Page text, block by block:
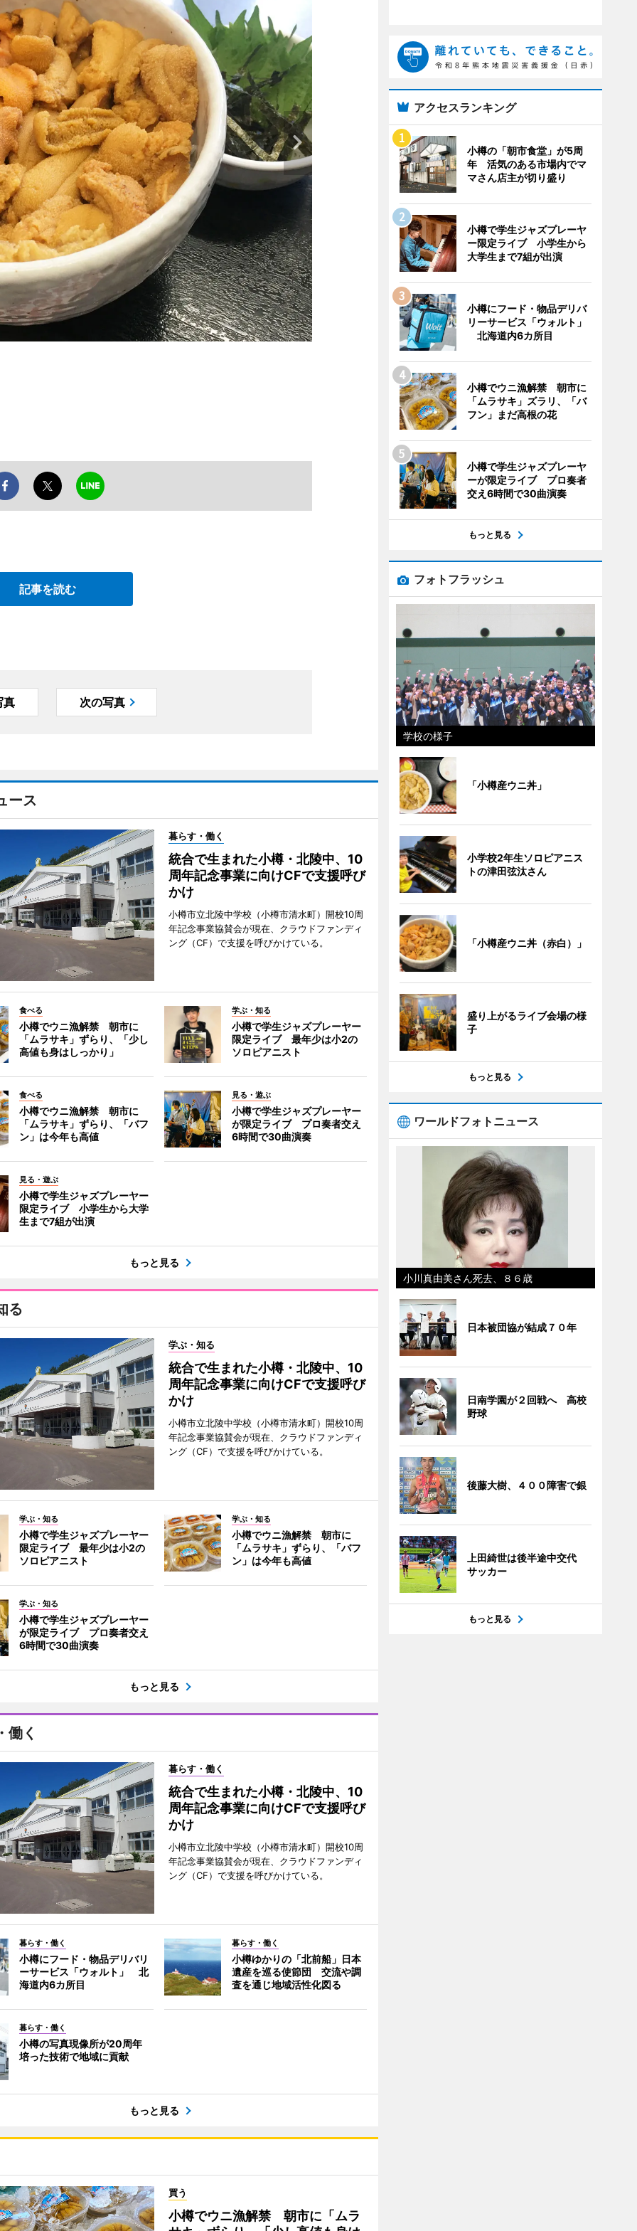
記事を読む
真 次の写真
ース
暮らす・働く
統合で生まれた小樽・北陵中、10
周年記念事業に向けCFで支援呼び
かけ
小樽市立北陵中学校（小樽市清水町）開校10周
年記念事業協賛会が現在、クラウドファンディ
ング（CF）で支援を呼びかけている。
食べる
小樽でウニ漁解禁 朝市に
「ムラサキ」ずらり、「少し
高値も身はしっかり」
学ぶ・知る
小樽で学生ジャズプレーヤー
限定ライブ 最年少は小2の
ソロピアニスト
食べる
小樽でウニ漁解禁 朝市に
「ムラサキ」ずらり、「バフ
ン」は今年も高値
見る・遊ぶ
小樽で学生ジャズプレーヤー
が限定ライブ プロ奏者交え
6時間で30曲演奏
見る・遊ぶ
小樽で学生ジャズプレーヤー
限定ライブ 小学生から大学
生まで7組が出演
もっと見る
る
学ぶ・知る
統合で生まれた小樽・北陵中、10
周年記念事業に向けCFで支援呼び
かけ
小樽市立北陵中学校（小樽市清水町）開校10周
年記念事業協賛会が現在、クラウドファンディ
ング（CF）で支援を呼びかけている。
学ぶ・知る
小樽で学生ジャズプレーヤー
限定ライブ 最年少は小2の
ソロピアニスト
学ぶ・知る
小樽でウニ漁解禁 朝市に
「ムラサキ」ずらり、「バフ
ン」は今年も高値
学ぶ・知る
小樽で学生ジャズプレーヤー
が限定ライブ プロ奏者交え
6時間で30曲演奏
もっと見る
働く
暮らす・働く
統合で生まれた小樽・北陵中、10
周年記念事業に向けCFで支援呼び
かけ
小樽市立北陵中学校（小樽市清水町）開校10周
年記念事業協賛会が現在、クラウドファンディ
ング（CF）で支援を呼びかけている。
暮らす・働く
小樽にフード・物品デリバリ
ーサービス「ウォルト」 北
海道内6カ所目
暮らす・働く
小樽ゆかりの「北前船」日本
遺産を巡る使節団 交流や調
査を通じ地域活性化図る
暮らす・働く
小樽の写真現像所が20周年
培った技術で地域に貢献
もっと見る
買う
小樽でウニ漁解禁 朝市に「ムラ
アクセスランキング
小樽の「朝市食堂」が5周
年 活気のある市場内でマ
マさん店主が切り盛り
小樽で学生ジャズプレーヤ
ー限定ライブ 小学生から
大学生まで7組が出演
小樽にフード・物品デリバ
リーサービス「ウォルト」
北海道内6カ所目
小樽でウニ漁解禁 朝市に
「ムラサキ」ズラリ、「バ
フン」まだ高根の花
小樽で学生ジャズプレーヤ
ーが限定ライブ プロ奏者
交え6時間で30曲演奏
もっと見る
フォトフラッシュ
学校の様子
「小樽産ウニ丼」
小学校2年生ソロピアニス
トの津田弦汰さん
「小樽産ウニ丼（赤白）」
盛り上がるライブ会場の様
子
もっと見る
ワールドフォトニュース
小川真由美さん死去、８６歳
日本被団協が結成７０年
日南学園が２回戦へ 高校
野球
後藤大樹、４００障害で銀
上田綺世は後半途中交代
サッカー
もっと見る